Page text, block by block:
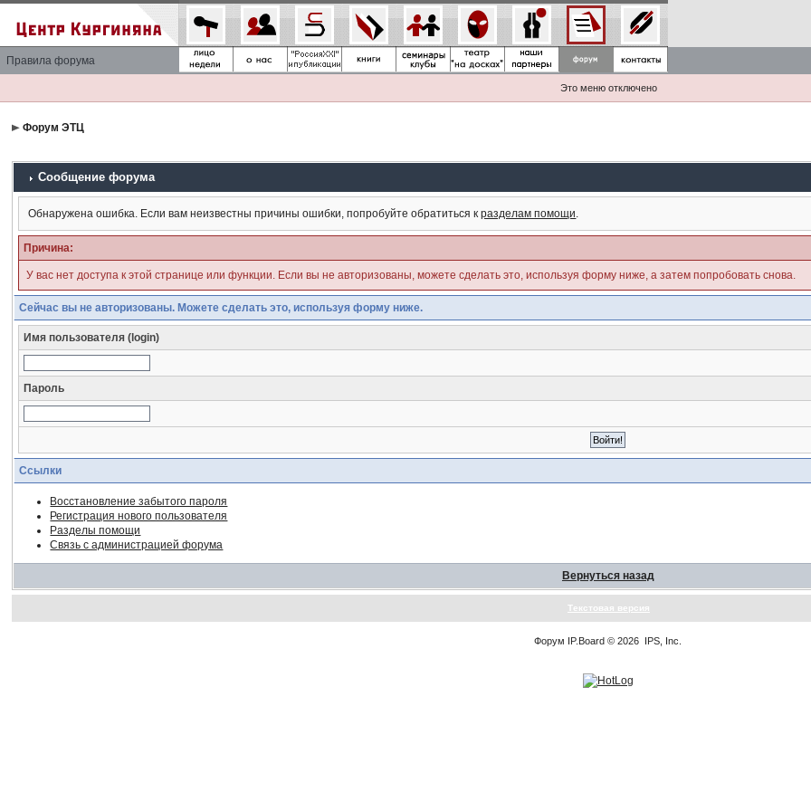
Правила форума
Это меню отключено
Форум ЭТЦ
Сообщение форума
Обнаружена ошибка. Если вам неизвестны причины ошибки, попробуйте обратиться кразделам помощи.
Причина:
У вас нет доступа к этой странице или функции. Если вы не авторизованы, можете сделать это, используя форму ниже, а затем попробовать снова.
Сейчас вы не авторизованы. Можете сделать это, используя форму ниже.
Имя пользователя (login)
Пароль
Ссылки
Восстановление забытого пароля
Регистрация нового пользователя
Разделы помощи
Связь с администрацией форума
Вернуться назад
Текстовая версия
Форум IP.Board © 2026 IPS, Inc